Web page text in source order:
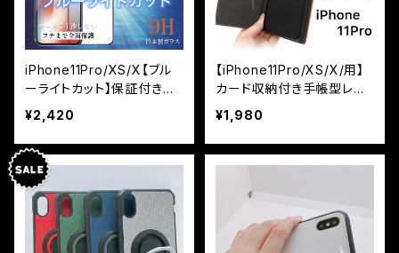
iPhone11Pro/XS/X【ブル
ーライトカット】保証付きガ
ラスフィルム『鎧』全面フル
カバー
¥2,420
【iPhone11Pro/XS/X/用】
カード収納付き手帳型レザ
ーケース カラーレザー
抗菌率99.9％
¥1,980